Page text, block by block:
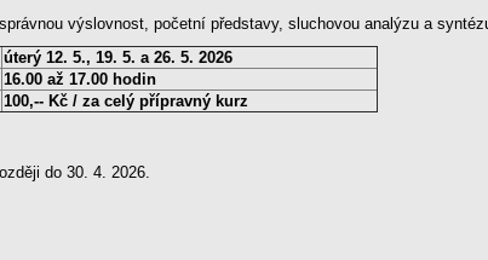
výslovnost, početní představy, sluchovou analýzu a
úterý 12. 5., 19. 5. a 26. 5. 2026
16.00 až 17.00 hodin
100,-- Kč / za celý přípravný kurz
do 30. 4. 2026.